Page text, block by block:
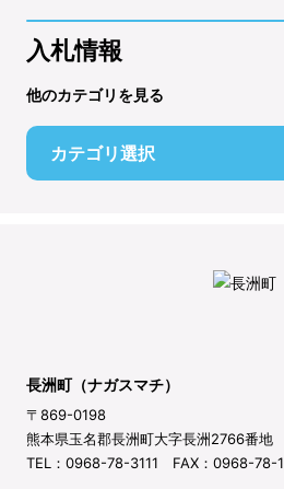
入札情報
他のカテゴリを見る
カテゴリ選択
長洲町（ナガスマチ）
〒869-0198
熊本県玉名郡長洲町大字長洲2766番地
TEL：0968-78-3111 FAX：0968-78-